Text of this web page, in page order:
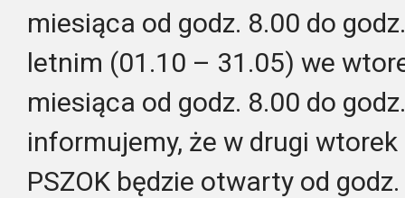
miesiąca od godz. 8.00 do
letnim (01.10 – 31.05) we
miesiąca od godz. 8.00 do
informujemy, że w drugi
PSZOK będzie otwarty od